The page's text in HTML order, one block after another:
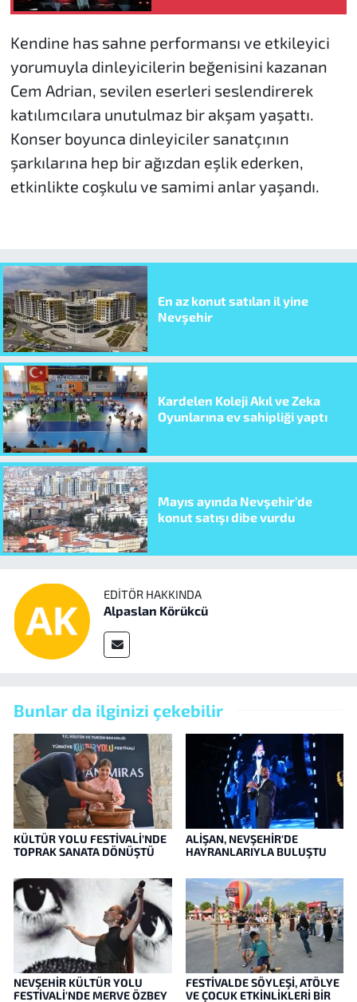
Kendine has sahne performansı ve etkileyici
yorumuyla dinleyicilerin beğenisini kazanan
Cem Adrian, sevilen eserleri seslendirerek
katılımcılara unutulmaz bir akşam yaşattı.
Konser boyunca dinleyiciler sanatçının
şarkılarına hep bir ağızdan eşlik ederken,
etkinlikte coşkulu ve samimi anlar yaşandı.
En az konut satılan il yine
Nevşehir
Kardelen Koleji Akıl ve Zeka
Oyunlarına ev sahipliği yaptı
Mayıs ayında Nevşehir’de
konut satışı dibe vurdu
EDITÖR HAKKINDA
Alpaslan Körükcü
Bunlar da ilginizi çekebilir
KÜLTÜR YOLU FESTİVALİ’NDE
TOPRAK SANATA DÖNÜŞTÜ
ALİŞAN, NEVŞEHİR'DE
HAYRANLARIYLA BULUŞTU
NEVŞEHİR KÜLTÜR YOLU
FESTİVALİ'NDE MERVE ÖZBEY
FESTİVALDE SÖYLEŞİ, ATÖLYE
VE ÇOCUK ETKİNLİKLERİ BİR